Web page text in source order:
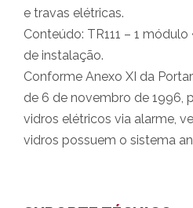
e travas elétricas.
Conteúdo: TR111 – 1 módulo
de instalação.
Conforme Anexo XI da
de 6 de novembro de 1996,
vidros elétricos via alarme,
vidros possuem o sistema